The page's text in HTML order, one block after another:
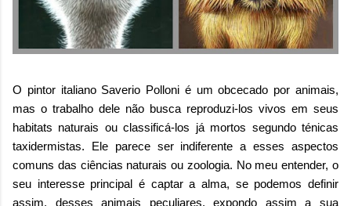
O pintor italiano Saverio Polloni é um obcecado por animais,
mas o trabalho dele não busca reproduzi-los vivos em seus
habitats naturais ou classificá-los já mortos segundo ténicas
taxidermistas. Ele parece ser indiferente a esses aspectos
comuns das ciências naturais ou zoologia. No meu entender, o
seu interesse principal é captar a alma, se podemos definir
assim, desses animais peculiares, expondo assim a sua